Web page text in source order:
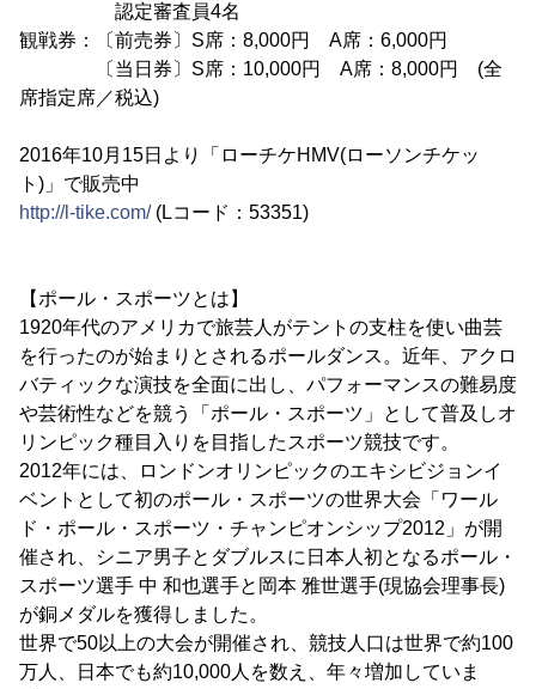
認定審査員4名
観戦券：〔前売券〕S席：8,000円 A席：6,000円
〔当日券〕S席：10,000円 A席：8,000円 (全
席指定席／税込)
2016年10月15日より「ローチケHMV(ローソンチケッ
ト)」で販売中
http://l-tike.com/(Lコード：53351)
【ポール・スポーツとは】
1920年代のアメリカで旅芸人がテントの支柱を使い曲芸
を行ったのが始まりとされるポールダンス。近年、アクロ
バティックな演技を全面に出し、パフォーマンスの難易度
や芸術性などを競う「ポール・スポーツ」として普及しオ
リンピック種目入りを目指したスポーツ競技です。
2012年には、ロンドンオリンピックのエキシビジョンイ
ベントとして初のポール・スポーツの世界大会「ワール
ド・ポール・スポーツ・チャンピオンシップ2012」が開
催され、シニア男子とダブルスに日本人初となるポール・
スポーツ選手 中 和也選手と岡本 雅世選手(現協会理事長)
が銅メダルを獲得しました。
世界で50以上の大会が開催され、競技人口は世界で約100
万人、日本でも約10,000人を数え、年々増加していま